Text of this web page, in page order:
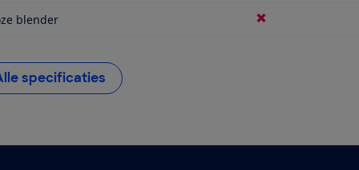
blender
specificaties